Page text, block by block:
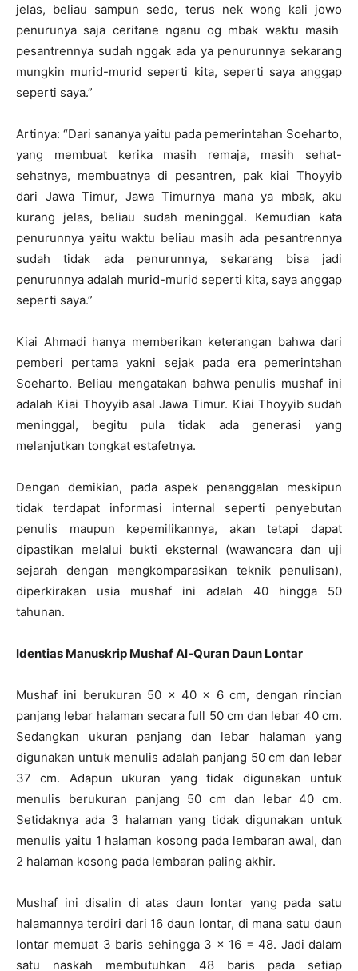
jelas, beliau sampun sedo, terus nek wong kali jowo
penurunya saja ceritane nganu og mbak waktu masih
pesantrennya sudah nggak ada ya penurunnya sekarang
mungkin murid-murid seperti kita, seperti saya anggap
seperti saya.”
Artinya: “Dari sananya yaitu pada pemerintahan Soeharto,
yang membuat kerika masih remaja, masih sehat-
sehatnya, membuatnya di pesantren, pak kiai Thoyyib
dari Jawa Timur, Jawa Timurnya mana ya mbak, aku
kurang jelas, beliau sudah meninggal. Kemudian kata
penurunnya yaitu waktu beliau masih ada pesantrennya
sudah tidak ada penurunnya, sekarang bisa jadi
penurunnya adalah murid-murid seperti kita, saya anggap
seperti saya.”
Kiai Ahmadi hanya memberikan keterangan bahwa dari
pemberi pertama yakni sejak pada era pemerintahan
Soeharto. Beliau mengatakan bahwa penulis mushaf ini
adalah Kiai Thoyyib asal Jawa Timur. Kiai Thoyyib sudah
meninggal, begitu pula tidak ada generasi yang
melanjutkan tongkat estafetnya.
Dengan demikian, pada aspek penanggalan meskipun
tidak terdapat informasi internal seperti penyebutan
penulis maupun kepemilikannya, akan tetapi dapat
dipastikan melalui bukti eksternal (wawancara dan uji
sejarah dengan mengkomparasikan teknik penulisan),
diperkirakan usia mushaf ini adalah 40 hingga 50
tahunan.
Identias Manuskrip Mushaf Al-Quran Daun Lontar
Mushaf ini berukuran 50 x 40 x 6 cm, dengan rincian
panjang lebar halaman secara full 50 cm dan lebar 40 cm.
Sedangkan ukuran panjang dan lebar halaman yang
digunakan untuk menulis adalah panjang 50 cm dan lebar
37 cm. Adapun ukuran yang tidak digunakan untuk
menulis berukuran panjang 50 cm dan lebar 40 cm.
Setidaknya ada 3 halaman yang tidak digunakan untuk
menulis yaitu 1 halaman kosong pada lembaran awal, dan
2 halaman kosong pada lembaran paling akhir.
Mushaf ini disalin di atas daun lontar yang pada satu
halamannya terdiri dari 16 daun lontar, di mana satu daun
lontar memuat 3 baris sehingga 3 x 16 = 48. Jadi dalam
satu naskah membutuhkan 48 baris pada setiap